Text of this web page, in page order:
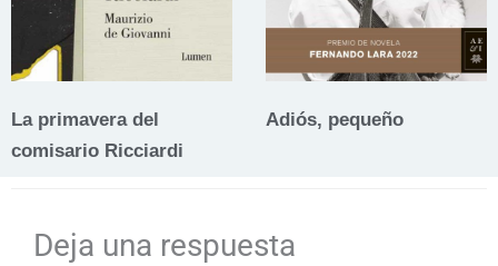
La primavera del
comisario Ricciardi
Adiós, pequeño
Deja una respuesta